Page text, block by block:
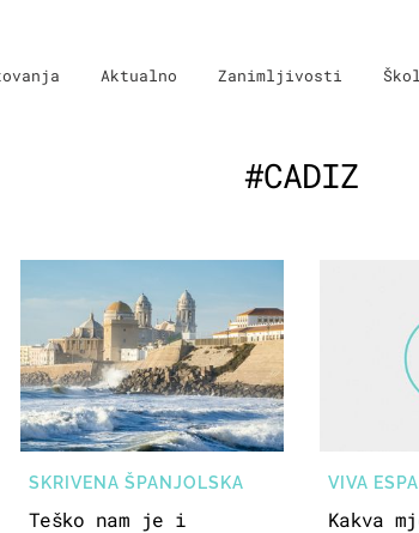
Aktualno Zanimljivosti
#CADIZ
SKRIVENA ŠPANJOLSKA
Teško nam je i
VIVA
Kakva